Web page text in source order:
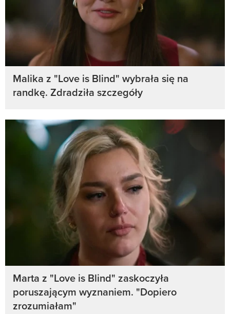
Malika z "Love is Blind" wybrała się na
randkę. Zdradziła szczegóły
Marta z "Love is Blind" zaskoczyła
poruszającym wyznaniem. "Dopiero
zrozumiałam"